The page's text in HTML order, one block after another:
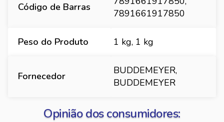
Código de Barras
7891661917850
Peso do Produto 1 kg, 1 kg
Fornecedor
BUDDEMEYER,
BUDDEMEYER
Opinião dos consumidores: